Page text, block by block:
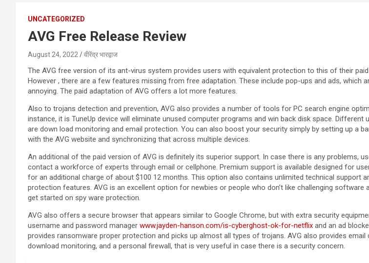
UNCATEGORIZED
AVG Free Release Review
August 24, 2022 वीरेंद्र भारद्वाज
The AVG free version of its ant-virus system provides users with equivalent protection to this of their paid
However , there are a few features missing from free adaptation. These include pop-ups and ads, which
annoying. The paid adaptation of AVG offers a lot more features.
Also to trojans detection and prevention, AVG also provides a number of tools for PC search engine
instance, it is TuneUp device will eliminate unused computer programs and win back disk space. Different
are down load monitoring and email protection. You can also boost your security simply by setting up a
with the AVG website and synchronizing that across multiple devices.
An additional of the paid version of AVG is definitely its superior support. In case there is any problems,
contact a workforce of experts through email or cellphone. Premium support is available designed for
for an additional charge of about $100 12 months. This option also contains unlimited technical support
protection features. AVG is an excellent option for newbies or people who don’t like challenging software
get started on spy ware protection.
AVG also offers a secure browser that appears similar to Google Chrome, but with extra security
username and password manager www.jayden-hanson.com/is-cyberghost-ok-for-netflix and an ad
provides ransomware proper protection and picks up almost all types of trojans. AVG also provides email
download monitoring, and a personal firewall, that is very useful in case there is a security concern.